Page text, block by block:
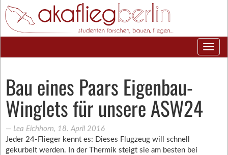
Bau eines Paars Eigenbau-
Winglets für unsere ASW24
― Lea Eichhorn, 18. April 2016
Jeder 24-Flieger kennt es: Dieses Flugzeug will schnell
gekurbelt werden. In der Thermik steigt sie am besten bei